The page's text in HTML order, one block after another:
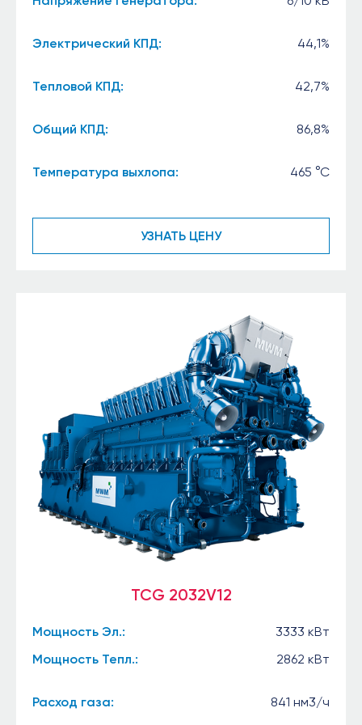
Электрический КПД: 44,1%
Тепловой КПД: 42,7%
Общий КПД: 86,8%
Температура выхлопа: 465 °C
УЗНАТЬ ЦЕНУ
TCG 2032V12
Мощность Эл.:
3333 кВт
Мощность Тепл.:
2862 кВт
Расход газа: 841 нм3/ч